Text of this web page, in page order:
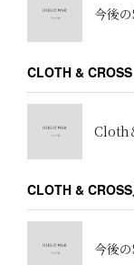
今後
CLOTH & CROSS
Cloth
CLOTH &
今後